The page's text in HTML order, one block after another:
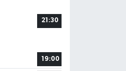
21:30
19:00